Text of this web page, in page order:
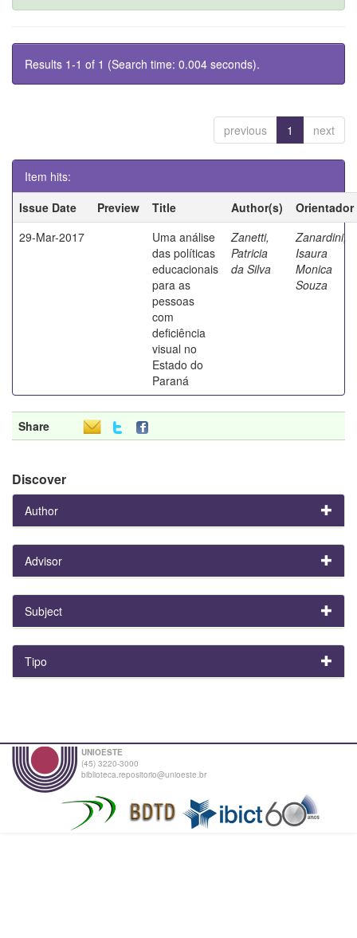
Results 1-1 of 1 (Search time: 0.004 seconds).
previous 1 next
Item hits:
Issue Date
Preview Title Author(s)
Orientador
29-Mar-2017
Uma análise
das políticas
educacionais
para as
pessoas
com
deficiência
visual no
Estado do
Paraná
Zanetti,
Patricia
da Silva
Zanardini,
Isaura
Monica
Souza
Share
Discover
Author
Advisor
Subject
Tipo
UNIOESTE
(45) 3220-3000
biblioteca.repositorio@unioeste.br